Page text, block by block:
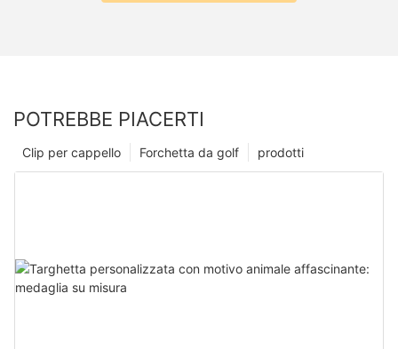
POTREBBE PIACERTI
prodotti
Forchetta da golf
Clip per cappello